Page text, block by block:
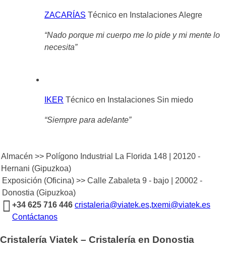
ZACARÍAS Técnico en InstalacionesAlegre
“Nado porque mi cuerpo me lo pide y mi mente lo
necesita”
IKER Técnico en Instalaciones Sin miedo
“Siempre para adelante”
Almacén >> Polígono Industrial La Florida 148 | 20120 -
Hernani (Gipuzkoa)
Exposición (Oficina) >> Calle Zabaleta 9 - bajo | 20002 -
Donostia (Gipuzkoa)
+34 625 716 446 cristaleria@viatek.es,txemi@viatek.es
Contáctanos
Cristalería Viatek – Cristalería en Donostia